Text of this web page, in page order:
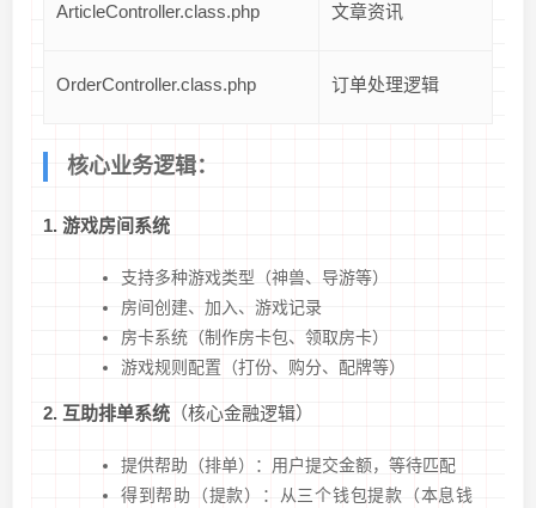
ArticleController.class.php 文章资讯
OrderController.class.php 订单处理逻辑
核心业务逻辑：
1. 游戏房间系统
支持多种游戏类型（神兽、导游等）
房间创建、加入、游戏记录
房卡系统（制作房卡包、领取房卡）
游戏规则配置（打份、购分、配牌等）
2. 互助排单系统 （核心金融逻辑）
提供帮助（排单）：用户提交金额，等待匹配
得到帮助（提款）：从三个钱包提款（本息钱